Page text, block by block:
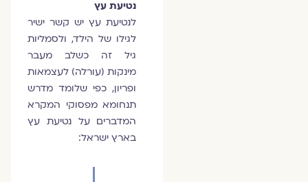
נטיעת עץ
לנטיעת עץ יש קשר ישיר
לגילו של הילד, ולסמליות
גיל זה כשלב מעבר
מינקות (עורלה) לעצמאות
ופריון, כפי שלומד מדרש
תנחומא מפסוקי המקרא
המדברים על נטיעת עץ
בארץ ישראל: